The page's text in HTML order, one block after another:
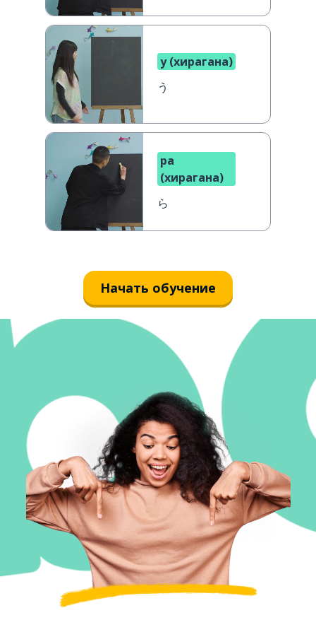
у (хирагана)
う
ра
(хирагана)
ら
Начать обучение